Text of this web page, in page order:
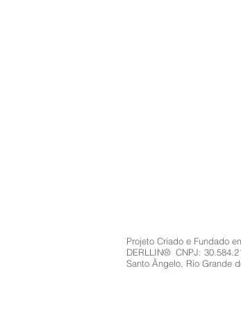
Projeto Criado e Fundado
DERLLIN® CNPJ:
Santo Ângelo, Rio Grande